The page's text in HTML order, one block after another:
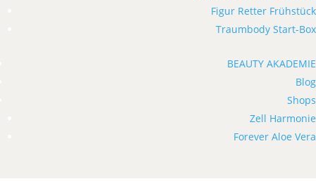
Figur Retter Frühstück
Traumbody Start-Box
BEAUTY AKADEMIE
Blog
Shops
Zell Harmonie
Forever Aloe Vera